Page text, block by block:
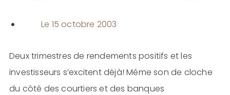
Le 15 octobre 2003
Deux trimestres de rendements positifs et les
investisseurs s’excitent déjà! Même son de cloche
du côté des courtiers et des banques